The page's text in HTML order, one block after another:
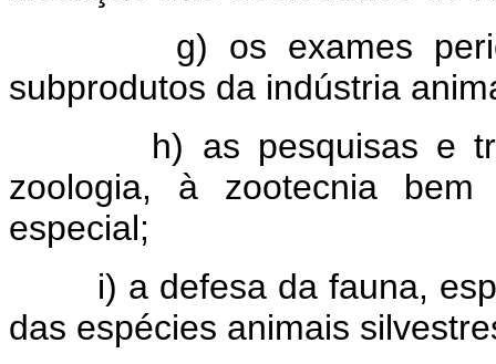
g) os exames
subprodutos da indústria
h) as pesquisas e
zoologia, à zootecnia
especial;
i) a defesa da fauna,
das espécies animais